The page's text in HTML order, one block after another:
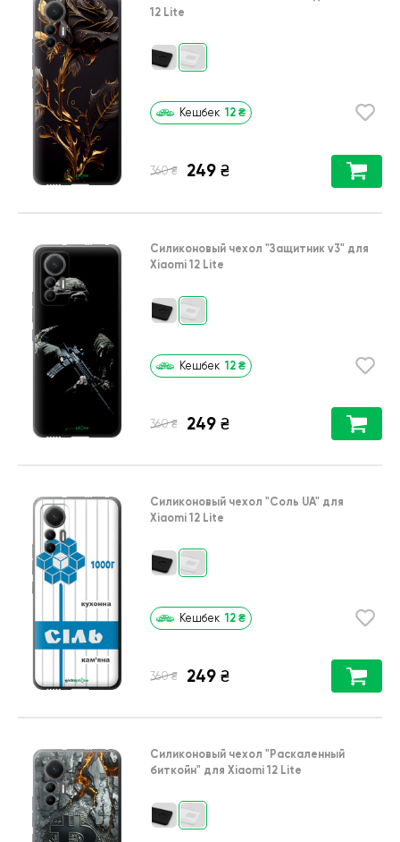
12 Lite
Кешбек 12 ₴
360 ₴ 249 ₴
Силиконовый чехол "Защитник v3" для
Xiaomi 12 Lite
Кешбек 12 ₴
360 ₴ 249 ₴
Силиконовый чехол "Соль UA" для
Xiaomi 12 Lite
Кешбек 12 ₴
360 ₴ 249 ₴
Силиконовый чехол "Раскаленный
биткойн" для Xiaomi 12 Lite